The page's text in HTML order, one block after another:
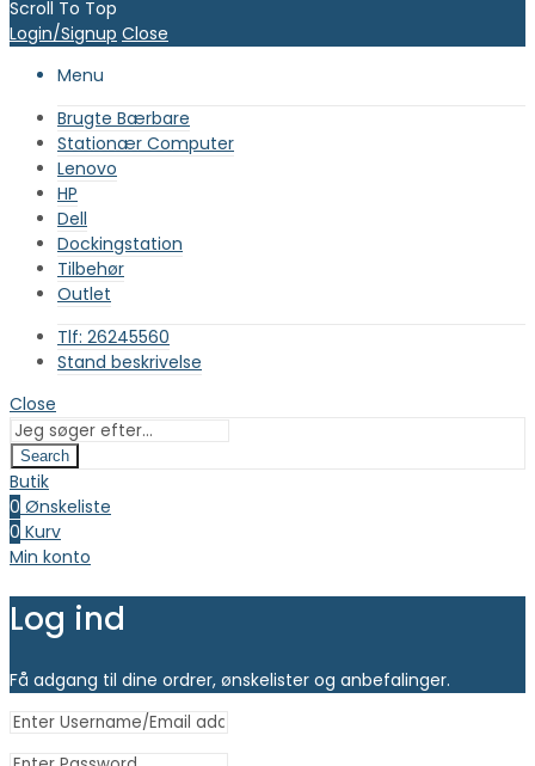
Scroll To Top
Login/Signup Close
Menu
Brugte Bærbare
Stationær Computer
Lenovo
HP
Dell
Dockingstation
Tilbehør
Outlet
Tlf: 26245560
Stand beskrivelse
Close
Search
Butik
0 Ønskeliste
0 Kurv
Min konto
Log ind
Få adgang til dine ordrer, ønskelister og anbefalinger.